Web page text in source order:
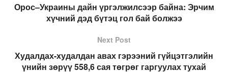
Орос–Украины дайн үргэлжилсээр байна: Эрчим
хүчний дэд бүтэц гол бай болжээ
Next Post
Худалдах-худалдан авах гэрээний гүйцэтгэлийн
үнийн зөрүү 558,6 сая төгрөг гаргуулах тухай